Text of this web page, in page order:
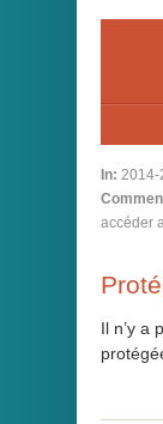
In: 2014-
accéder
Il n’y a